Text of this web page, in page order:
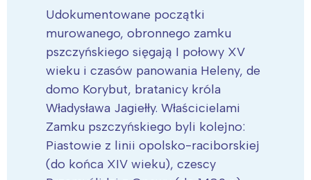
Udokumentowane początki
murowanego, obronnego zamku
pszczyńskiego sięgają I połowy XV
wieku i czasów panowania Heleny, de
domo Korybut, bratanicy króla
Władysława Jagiełły. Właścicielami
Zamku pszczyńskiego byli kolejno:
Piastowie z linii opolsko-raciborskiej
(do końca XIV wieku), czescy